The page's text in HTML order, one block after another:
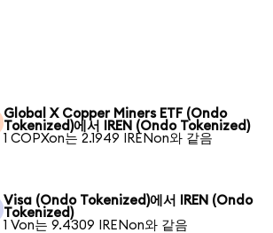
Global X Copper Miners ETF (Ondo
Tokenized)에서 IREN (Ondo Tokenized)
1 COPXon는 2.1949 IRENon와 같음
Visa (Ondo Tokenized)에서 IREN (Ondo
Tokenized)
1 Von는 9.4309 IRENon와 같음